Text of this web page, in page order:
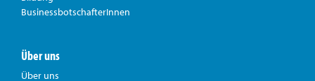
BusinessbotschafterInnen
Über uns
Über uns